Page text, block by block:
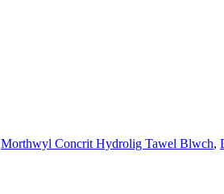
Morthwyl Concrit Hydrolig Tawel Blwch,